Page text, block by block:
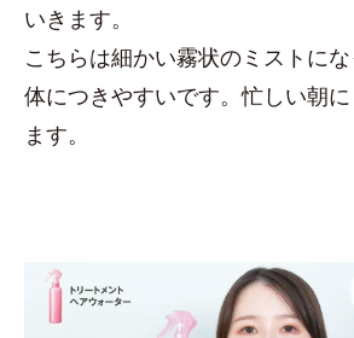
いきます。
こちらは細かい霧状のミストに
体につきやすいです。忙しい朝に
ます。